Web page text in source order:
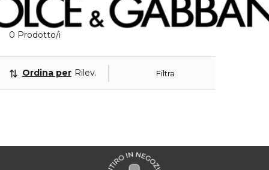
0 Prodotto/i
Filtra
Ordina per Rilevanza